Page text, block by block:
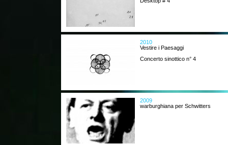
2010
Vestire i Paesaggi
Concerto sinottico n° 4
2009
warburghiana per Schwitters